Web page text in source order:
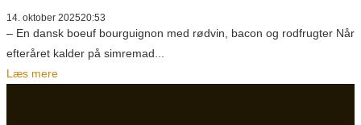
14. oktober 202520:53
– En dansk boeuf bourguignon med rødvin, bacon og rodfrugter Når
efteråret kalder på simremad...
Læs mere